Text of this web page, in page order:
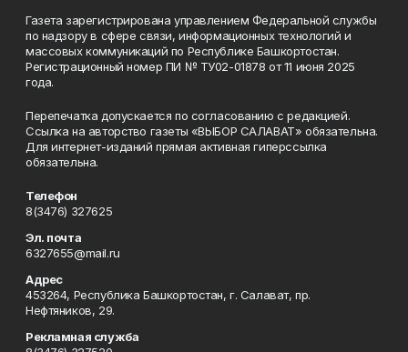
Газета зарегистрирована управлением Федеральной службы
по надзору в сфере связи, информационных технологий и
массовых коммуникаций по Республике Башкортостан.
Регистрационный номер ПИ № ТУ02-01878 от 11 июня 2025
года.
Перепечатка допускается по согласованию с редакцией.
Ссылка на авторство газеты «ВЫБОР САЛАВАТ» обязательна.
Для интернет-изданий прямая активная гиперссылка
обязательна.
Телефон
8(3476) 327625
Эл. почта
6327655@mail.ru
Адрес
453264, Республика Башкортостан, г. Салават, пр.
Нефтяников, 29.
Рекламная служба